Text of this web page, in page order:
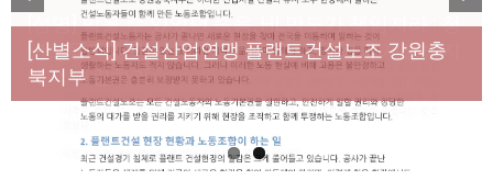
[성명] 막을 수 있었던 죽음, HL만도가 책임져라 : 청
년노동자 사망사고의 철저한 진상규명과 재발방지
대책 마련하라
[산별소식] 건설산업연맹 플랜트건설노조 강원충
북지부
Previous Next